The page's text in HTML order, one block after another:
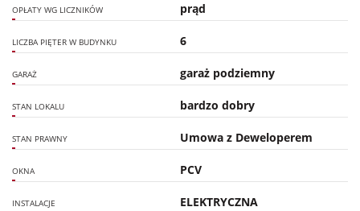
OPŁATY WG LICZNIKÓW prąd
LICZBA PIĘTER W BUDYNKU 6
GARAŻ garaż podziemny
STAN LOKALU bardzo dobry
STAN PRAWNY Umowa z Deweloperem
OKNA PCV
INSTALACJE ELEKTRYCZNA